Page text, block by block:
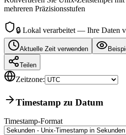
mehreren Präzisionsstufen
🔒 Lokal verarbeitet — Ihre Daten
Aktuelle Zeit verwenden
Teilen
Zeitzone:
Timestamp zu Datum
Timestamp-Format